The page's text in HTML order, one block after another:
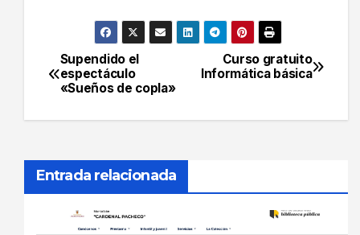
Navegación
de
Curso gratuito
Informática básica
Supendido el
espectáculo
«Sueños de copla»
Entrada relacionada